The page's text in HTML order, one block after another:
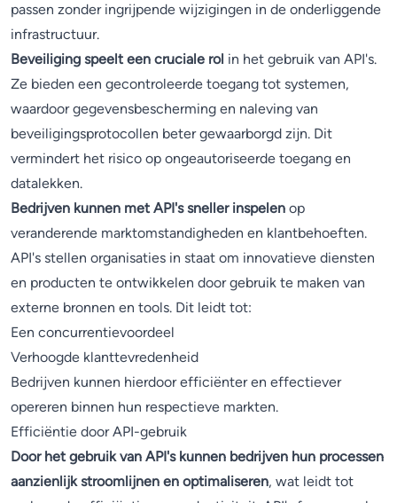
passen zonder ingrijpende wijzigingen in de onderliggende
infrastructuur.
Beveiliging speelt een cruciale rol in het gebruik van API's.
Ze bieden een gecontroleerde toegang tot systemen,
waardoor gegevensbescherming en naleving van
beveiligingsprotocollen beter gewaarborgd zijn. Dit
vermindert het risico op ongeautoriseerde toegang en
datalekken.
Bedrijven kunnen met API's sneller inspelen op
veranderende marktomstandigheden en klantbehoeften.
API's stellen organisaties in staat om innovatieve diensten
en producten te ontwikkelen door gebruik te maken van
externe bronnen en tools. Dit leidt tot:
Een concurrentievoordeel
Verhoogde klanttevredenheid
Bedrijven kunnen hierdoor efficiënter en effectiever
opereren binnen hun respectieve markten.
Efficiëntie door API-gebruik
Door het gebruik van API's kunnen bedrijven hun processen
aanzienlijk stroomlijnen en optimaliseren, wat leidt tot